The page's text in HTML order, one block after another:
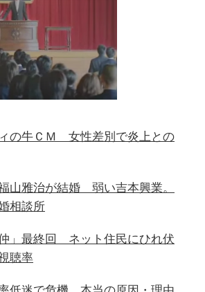
の牛ＣＭ 女性差別で炎上との
山雅治が結婚 弱い吉本興業。
相談所
」最終回 ネット住民にひれ伏
聴率